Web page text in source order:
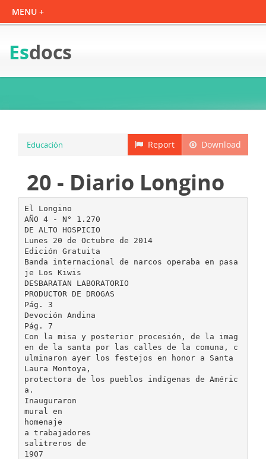
Esdocs
Download
Report
Educación
20 - Diario Longino
El Longino
AÑO 4 - N° 1.270
DE ALTO HOSPICIO
Lunes 20 de Octubre de 2014
Edición Gratuita
Banda internacional de narcos operaba en pasa
je Los Kiwis
DESBARATAN LABORATORIO
PRODUCTOR DE DROGAS
Pág. 3
Devoción Andina
Pág. 7
Con la misa y posterior procesión, de la imag
en de la santa por las calles de la comuna, c
ulminaron ayer los festejos en honor a Santa
Laura Montoya,
protectora de los pueblos indígenas de Améric
a.
Inauguraron
mural en
homenaje
a trabajadores
salitreros de
1907